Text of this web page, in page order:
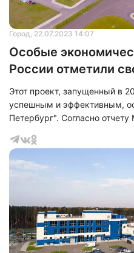
Город, 22.07.2023 14:07
Особые
России отметили
Этот проект, запущенный в
успешным и эффективным,
Петербург". Согласно
является одной из лидеров
технико-внедренческого типа.